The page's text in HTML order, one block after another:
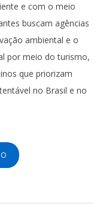
e com o meio
buscam agências
ambiental e o
por meio do turismo,
que priorizam
no Brasil e no